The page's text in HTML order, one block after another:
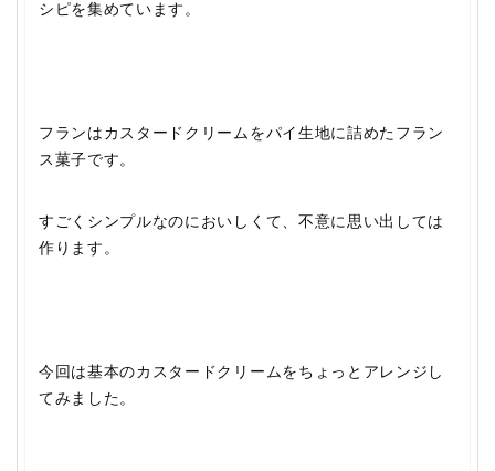
シピを集めています。
フランはカスタードクリームをパイ生地に詰めたフラン
ス菓子です。
すごくシンプルなのにおいしくて、不意に思い出しては
作ります。
今回は基本のカスタードクリームをちょっとアレンジし
てみました。